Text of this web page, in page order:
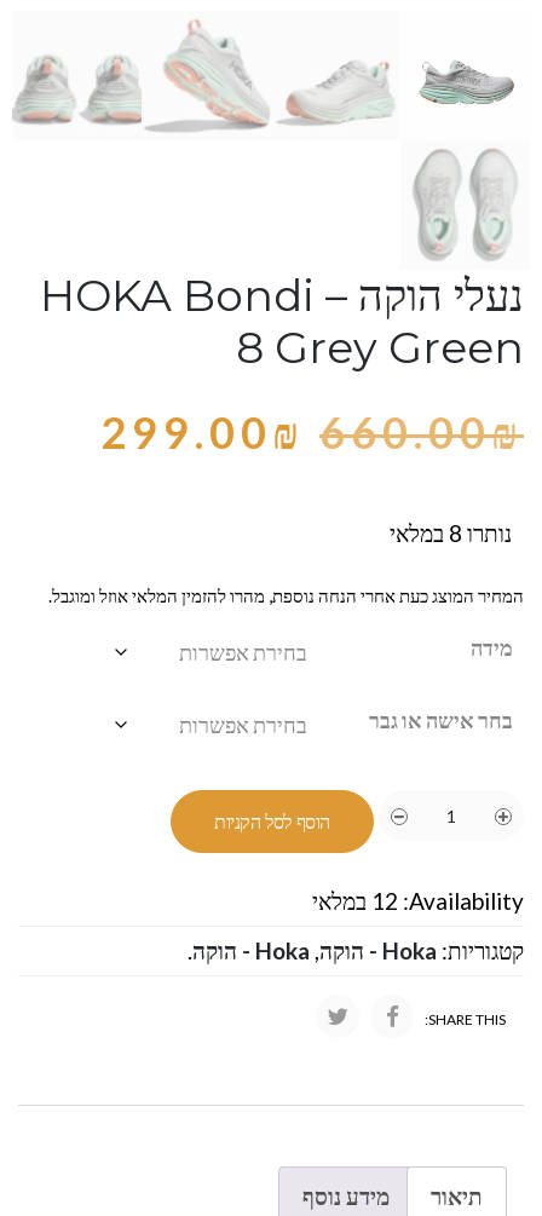
נעלי הוקה – HOKA Bondi
8 Grey Green
660.00₪
299.00₪
נותרו 8 במלאי
המחיר המוצג כעת אחרי הנחה נוספת, מהרו להזמין המלאי אוזל ומוגבל.
מידה
בחר אישה או גבר
הוסף לסל הקניות
Availability: 12 במלאי
קטגוריות: Hoka - הוקה , Hoka - הוקה .
SHARE THIS:
תיאור מידע נוסף